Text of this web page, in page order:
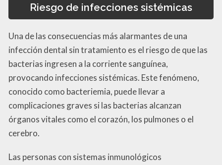
Riesgo de infecciones sistémicas
Una de las consecuencias más alarmantes de una
infección dental sin tratamiento es el riesgo de que las
bacterias ingresen a la corriente sanguínea,
provocando infecciones sistémicas. Este fenómeno,
conocido como bacteriemia, puede llevar a
complicaciones graves si las bacterias alcanzan
órganos vitales como el corazón, los pulmones o el
cerebro.
Las personas con sistemas inmunológicos